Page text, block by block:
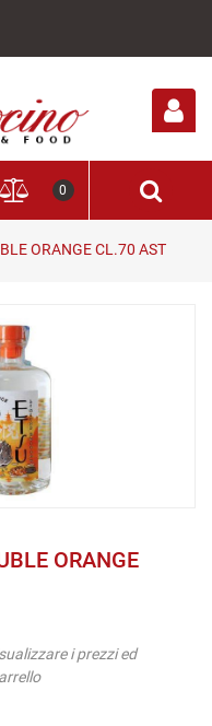
0
ORANGE CL.70 AST
ORANGE
i prezzi ed